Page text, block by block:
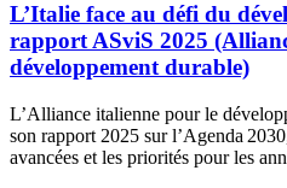
L’Italie face au défi du
rapport ASviS 2025
développement durable)
L’Alliance italienne pour le
son rapport 2025 sur l’Agenda
avancées et les priorités pour les